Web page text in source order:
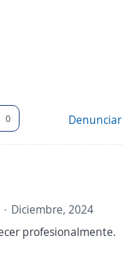
0 Denunciar
Diciembre, 2024
profesionalmente.